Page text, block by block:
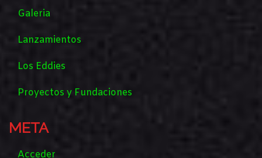
Galeria
Lanzamientos
Los Eddies
Proyectos y Fundaciones
META
Acceder